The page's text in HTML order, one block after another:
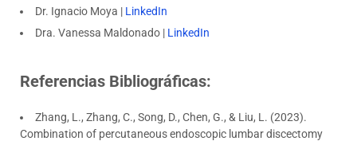
Dr. Ignacio Moya | LinkedIn
Dra. Vanessa Maldonado | LinkedIn
Referencias Bibliográficas:
Zhang, L., Zhang, C., Song, D., Chen, G., & Liu, L. (2023).
Combination of percutaneous endoscopic lumbar discectomy